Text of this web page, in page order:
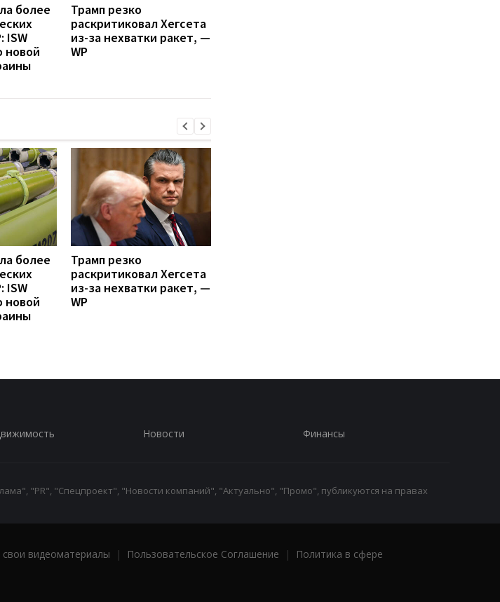
более
ISW
новой
Трамп резко
раскритиковал Хегсета
из-за нехватки ракет, —
WP
более
ISW
новой
Трамп резко
раскритиковал Хегсета
из-за нехватки ракет, —
WP
Новости Финансы
"PR", "Спецпроект", "Новости компаний", "Актуально", "Промо", публикуются на правах
свои видеоматериалы | Пользовательское Соглашение |
Политика в сфере